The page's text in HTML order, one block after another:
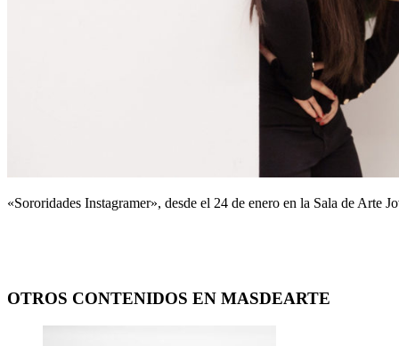
«Sororidades Instagramer», desde el 24 de enero en la Sala de Arte
OTROS CONTENIDOS EN MASDEARTE